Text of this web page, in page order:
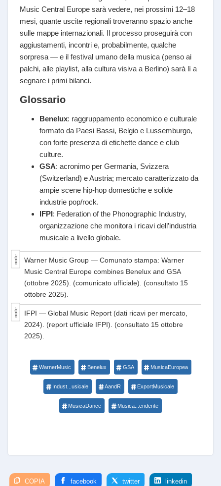
Music Central Europe sarà vedere, nei prossimi 12–18
mesi, quante uscite regionali troveranno spazio anche
sulle mappe internazionali. Il processo proseguirà con
aggiustamenti, incontri e, probabilmente, qualche
sorpresa — e il festival umano della musica (penso ai
palchi, alle playlist, alla cultura visiva a Berlino) sarà lì a
segnare i primi bilanci.
Glossario
Benelux: raggruppamento economico e culturale
formato da Paesi Bassi, Belgio e Lussemburgo,
con forte presenza di etichette dance e club
culture.
GSA: acronimo per Germania, Svizzera
(Switzerland) e Austria; mercato caratterizzato da
ampie scene hip-hop domestiche e solide
industrie pop/rock.
IFPI: Federation of the Phonographic Industry,
organizzazione che monitora i ricavi dell’industria
musicale a livello globale.
Warner Music Group — Comunato stampa: Warner
Music Central Europe combines Benelux and GSA
(ottobre 2025). (comunicato ufficiale). (consultato 15
ottobre 2025).
IFPI — Global Music Report (dati ricavi per mercato,
2024). (report ufficiale IFPI). (consultato 15 ottobre
2025).
WarnerMusic Benelux GSA MusicaEuropea
Indust...usicale AandR ExportMusicale
MusicaDance Musica...endente
COPIA facebook twitter linkedin